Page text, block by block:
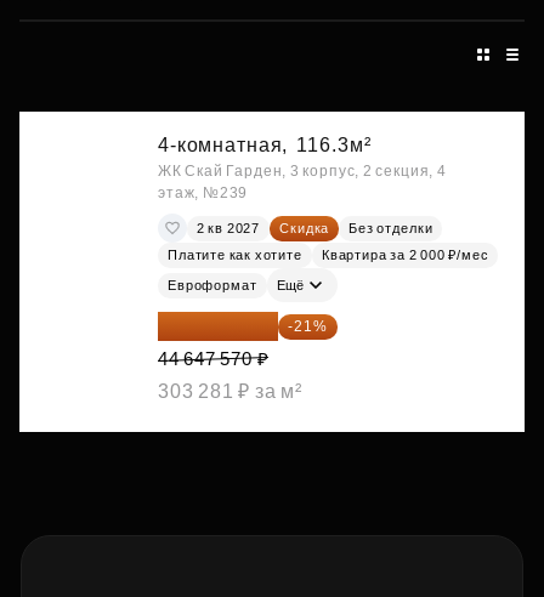
4-комнатная, 116.3м²
ЖК Скай Гарден, 3 корпус, 2 секция, 4
этаж, №239
2 кв 2027 Скидка
Без отделки
Платите как хотите
Квартира за 2 000 ₽/мес
Евроформат Ещё
35 271 580 ₽ -21%
44 647 570 ₽
303 281 ₽ за м²